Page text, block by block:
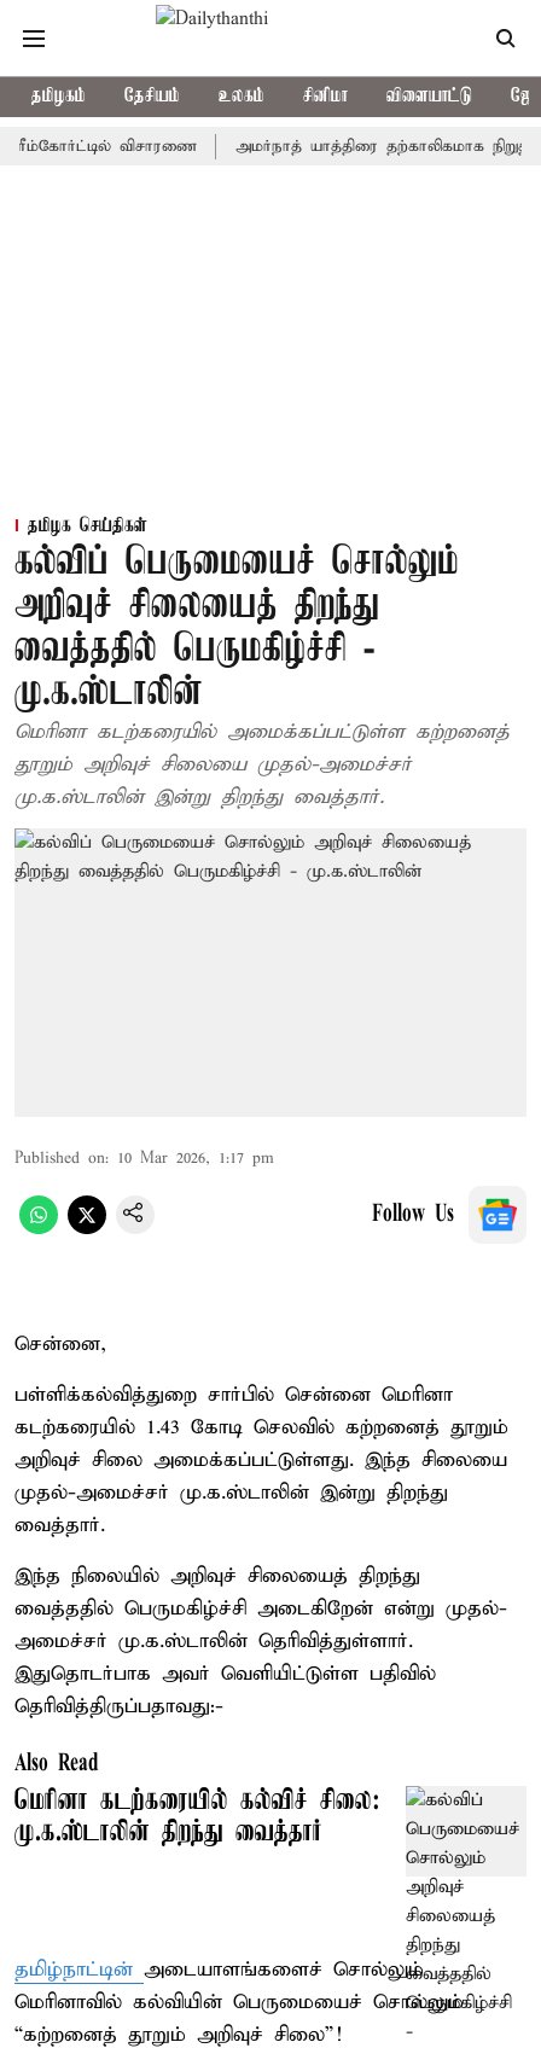
தமிழகம் தேசியம் உலகம் சினிமா விளையாட்டு
விசாரணை அமர்நாத் யாத்திரை தற்காலிகமாக நிறுத்தம்
தமிழக செய்திகள்
கல்விப் பெருமையைச் சொல்லும்
அறிவுச் சிலையைத் திறந்து
வைத்ததில் பெருமகிழ்ச்சி -
மு.க.ஸ்டாலின்
மெரினா கடற்கரையில் அமைக்கப்பட்டுள்ள கற்றனைத்
தூறும் அறிவுச் சிலையை முதல்-அமைச்சர்
மு.க.ஸ்டாலின் இன்று திறந்து வைத்தார்.
Published on: 10 Mar 2026, 1:17 pm
Follow Us
சென்னை,
பள்ளிக்கல்வித்துறை சார்பில் சென்னை மெரினா
கடற்கரையில் 1.43 கோடி செலவில் கற்றனைத் தூறும்
அறிவுச் சிலை அமைக்கப்பட்டுள்ளது. இந்த சிலையை
முதல்-அமைச்சர் மு.க.ஸ்டாலின் இன்று திறந்து
வைத்தார்.
இந்த நிலையில் அறிவுச் சிலையைத் திறந்து
வைத்ததில் பெருமகிழ்ச்சி அடைகிறேன் என்று முதல்-
அமைச்சர் மு.க.ஸ்டாலின் தெரிவித்துள்ளார்.
இதுதொடர்பாக அவர் வெளியிட்டுள்ள பதிவில்
தெரிவித்திருப்பதாவது:-
Also Read
மெரினா கடற்கரையில் கல்விச் சிலை:
மு.க.ஸ்டாலின் திறந்து வைத்தார்
தமிழ்நாட்டின் அடையாளங்களைச் சொல்லும்
மெரினாவில் கல்வியின் பெருமையைச் சொல்லும்
“கற்றனைத் தூறும் அறிவுச் சிலை”!